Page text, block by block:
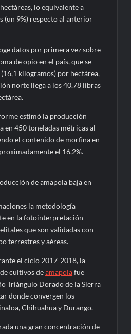
lo equivalente a
(un 9%) respecto al anterior
datos por primera vez sobre
de opio en el país, que se
kilogramos) por hectárea,
norte llega a los 40.78 libras
estimó la producción
en 450 toneladas métricas al
el contenido de morfina en
el 16,2%.
de amapola baja en
la metodología
en la fotointerpretación
que son validadas con
terrestres y aéreas.
el ciclo 2017-2018, la
cultivos deamapolafue
Triángulo Dorado de la Sierra
donde convergen los
Chihuahua y Durango.
una gran concentración de